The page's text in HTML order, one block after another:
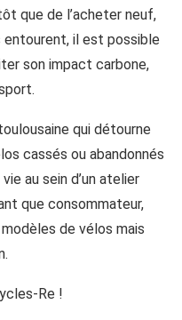
que de l’acheter neuf,
il est possible
son impact carbone,
qui détourne
cassés ou abandonnés
au sein d’un atelier
que consommateur,
de vélos mais
Re !